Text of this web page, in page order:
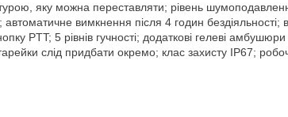
яку можна переставляти; рівень
автоматичне вимкнення після 4 годин
PTT; 5 рівнів гучності; додаткові гелеві
слід придбати окремо; клас захисту IP67;